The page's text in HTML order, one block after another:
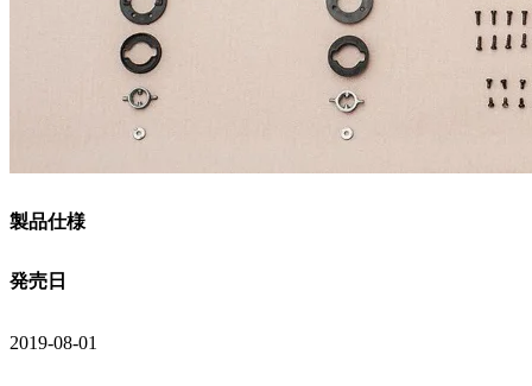
製品仕様
発売日
2019-08-01